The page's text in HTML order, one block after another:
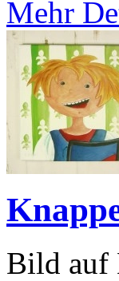
Mehr
Bild auf